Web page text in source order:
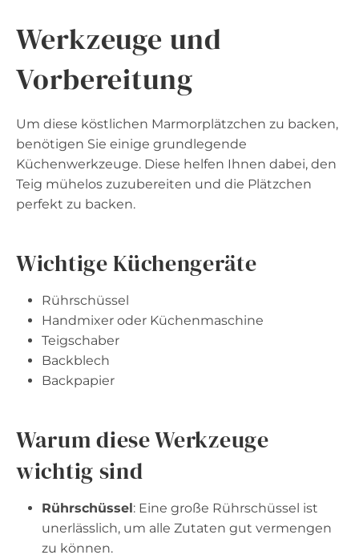
Werkzeuge und
Vorbereitung
Um diese köstlichen Marmorplätzchen zu backen,
benötigen Sie einige grundlegende
Küchenwerkzeuge. Diese helfen Ihnen dabei, den
Teig mühelos zuzubereiten und die Plätzchen
perfekt zu backen.
Wichtige Küchengeräte
Rührschüssel
Handmixer oder Küchenmaschine
Teigschaber
Backblech
Backpapier
Warum diese Werkzeuge
wichtig sind
Rührschüssel: Eine große Rührschüssel ist
unerlässlich, um alle Zutaten gut vermengen
zu können.